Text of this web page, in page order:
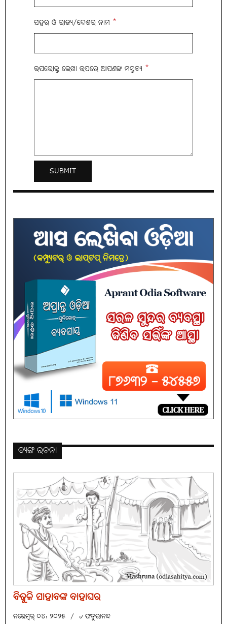
ସହର ଓ ରାଜ୍ୟ/ଦେଶର ନାମ *
ଉପରୋକ୍ତ ଲେଖା ଉପରେ ଆପଣଙ୍କ ମନ୍ତବ୍ୟ *
ବ୍ୟଙ୍ଗ ରଚନା
ବିଜୁଳି ସାହାବଙ୍କ ବାହାଘର
ନଭେମ୍ବର୍ ୦୪, ୨୦୨୫ / ୰ ଫତୁରାନନ୍ଦ